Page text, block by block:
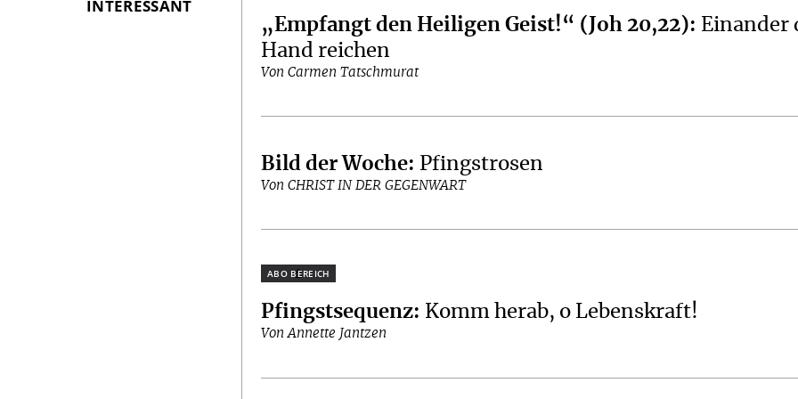
INTERESSANT
„Empfangt den Heiligen Geist!“ (Joh 20,22): Einander
Hand reichen
Von Carmen Tatschmurat
Bild der Woche: Pfingstrosen
Von CHRIST IN DER GEGENWART
Plus
Pfingstsequenz: Komm herab, o Lebenskraft!
Von Annette Jantzen